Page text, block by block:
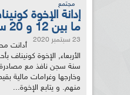
مجتمع
إدانة الإخوة
ما بين 12 و 20 سنة سجنا نافذا
23 سبتمبر 2020
أدانت
سنة سجن نافذ مع مصادرة
منهم. و يتابع الإخوة...